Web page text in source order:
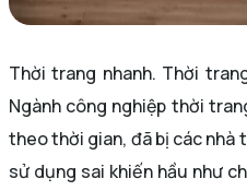
Thời trang nhanh. Thời
Ngành công nghiệp thời
theo thời gian, đã bị các nhà
sử dụng sai khiến hầu như